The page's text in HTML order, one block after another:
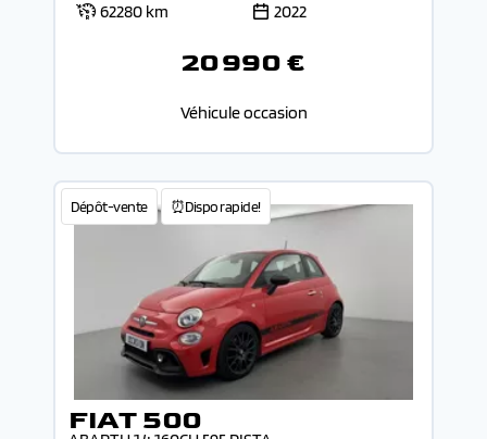
62280 km
2022
20 990 €
Véhicule occasion
Dépôt-vente ⏰Dispo rapide!
FIAT 500